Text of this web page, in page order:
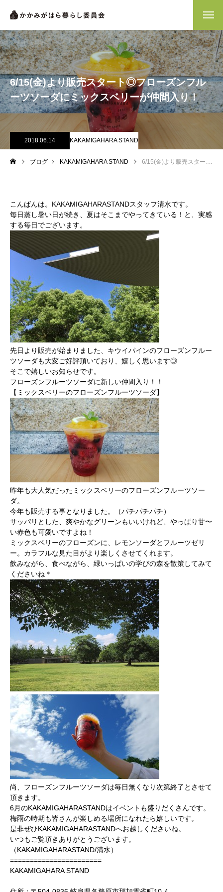
6/15(金)より販売スタート◎フローズンフル
ーツソーダにミックスベリーが仲間入り！
2018.06.14 KAKAMIGAHARA STAND
ブログ KAKAMIGAHARA STAND 6/15(金)より販売スタート◎フローズンフルーツソーダにミックスベリーが仲間入り！
こんばんは。KAKAMIGAHARASTANDスタッフ清水です。
毎日蒸し暑い日が続き、夏はそこまでやってきている！と、実感
する毎日でございます。
先日より販売が始まりました、キウイパインのフローズンフルー
ツソーダも大変ご好評頂いており、嬉しく思います◎
そこで嬉しいお知らせです。
フローズンフルーツソーダに新しい仲間入り！！
【ミックスベリーのフローズンフルーツソーダ】
昨年も大人気だったミックスベリーのフローズンフルーツソー
ダ。
今年も販売する事となりました。（パチパチパチ）
サッパリとした、爽やかなグリーンもいいけれど、やっぱり甘〜
い赤色も可愛いですよね！
ミックスベリーのフローズンに、レモンソーダとフルーツゼリ
ー。カラフルな見た目がより楽しくさせてくれます。
飲みながら、食べながら、緑いっぱいの学びの森を散策してみて
くださいね＊
尚、フローズンフルーツソーダは毎日無くなり次第終了とさせて
頂きます。
6月のKAKAMIGAHARASTANDはイベントも盛りだくさんです。
梅雨の時期も皆さんが楽しめる場所になれたら嬉しいです。
是非ぜひKAKAMIGAHARASTANDへお越しくださいね。
いつもご覧頂きありがとうございます。
（KAKAMIGAHARASTAND/清水）
=======================
KAKAMIGAHARA STAND